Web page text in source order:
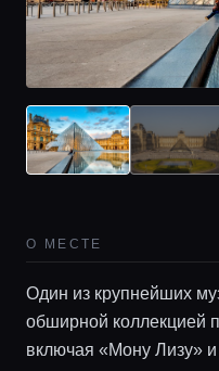
Главная
О МЕСТЕ
Один из крупнейших
обширной коллекцией
включая «Мону Лизу»